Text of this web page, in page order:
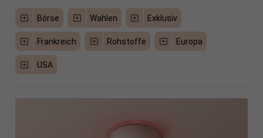
Börse Wahlen Exklusiv
Frankreich Rohstoffe Europa
USA